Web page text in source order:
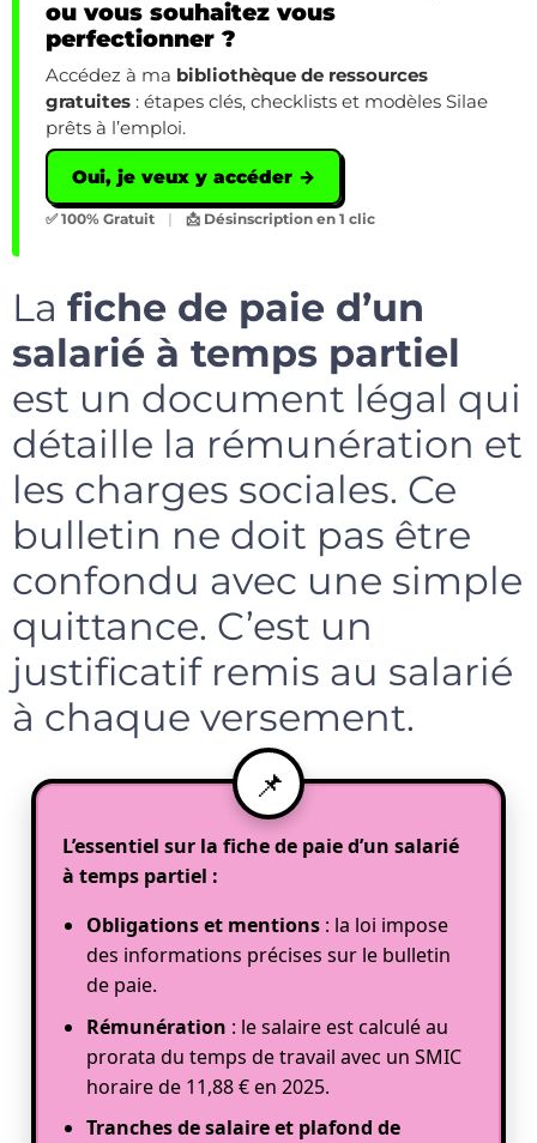
ou vous souhaitez vous
perfectionner ?
Accédez à ma bibliothèque de ressources
gratuites : étapes clés, checklists et modèles Silae
prêts à l’emploi.
Oui, je veux y accéder →
✅ 100% Gratuit | 📩 Désinscription en 1 clic
La fiche de paie d’un
salarié à temps partiel
est un document légal qui
détaille la rémunération et
les charges sociales. Ce
bulletin ne doit pas être
confondu avec une simple
quittance. C’est un
justificatif remis au salarié
à chaque versement.
L’essentiel sur la fiche de paie d’un salarié
à temps partiel :
Obligations et mentions: la loi impose
des informations précises sur le bulletin
de paie.
Rémunération : le salaire est calculé au
prorata du temps de travail avec un SMIC
horaire de 11,88 € en 2025.
Tranches de salaire et plafond de